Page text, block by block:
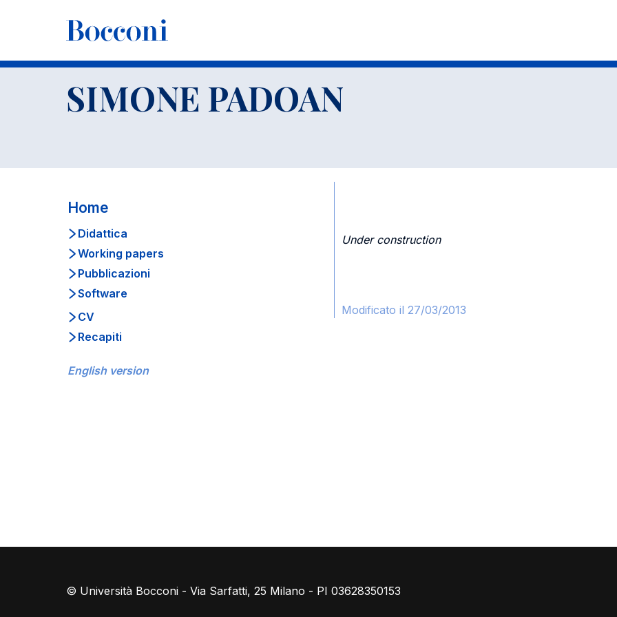
Docenti SIMONE PADOAN
SIMONE PADOAN
Home
Didattica
Working papers
Pubblicazioni
Software
CV
Recapiti
English version
Under construction
Modificato il 27/03/2013
© Università Bocconi - Via Sarfatti, 25 Milano - PI 03628350153